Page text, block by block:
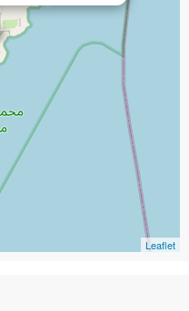
Leaflet